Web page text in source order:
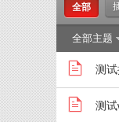
CE
全部
全部主题
测
测